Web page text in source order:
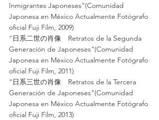
Inmigrantes Japoneses"(Comunidad
Japonesa en México Actualmente Fotógrafo
oficial Fuji Film, 2009)
"日系二世の肖像　Retratos de la Segunda
Generación de Japoneses"(Comunidad
Japonesa en México Actualmente Fotógrafo
oficial Fuji Film, 2011)
"日系三世の肖像　Retratos de la Tercera
Generación de Japoneses"(Comunidad
Japonesa en México Actualmente Fotógrafo
oficial Fuji Film, 2013)